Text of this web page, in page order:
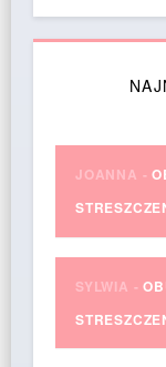
JOANNA -
SYLWIA -